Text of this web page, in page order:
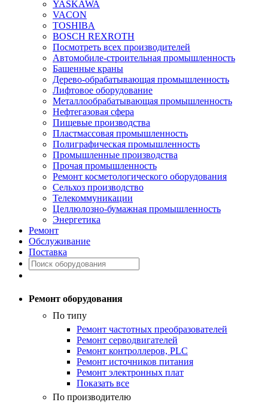
YASKAWA
VACON
TOSHIBA
BOSCH REXROTH
Посмотреть всех производителей
Автомобиле-строительная промышленность
Башенные краны
Дерево-обрабатывающая промышленность
Лифтовое оборудование
Металлообрабатывающая промышленность
Нефтегазовая сфера
Пищевые производства
Пластмассовая промышленность
Полиграфическая промышленность
Промышленные производства
Прочая промышленность
Ремонт косметологического оборудования
Сельхоз производство
Телекоммуникации
Целлюлозно-бумажная промышленность
Энергетика
Ремонт
Обслуживание
Поставка
Ремонт оборудования
По типу
Ремонт частотных преобразователей
Ремонт серводвигателей
Ремонт контроллеров, PLC
Ремонт источников питания
Ремонт электронных плат
Показать все
По производителю